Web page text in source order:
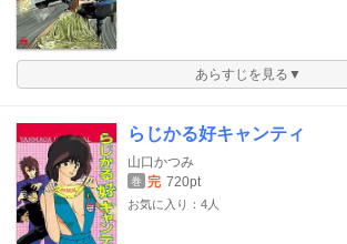
あらすじを見る▼
らじかる好キャンティ
山口かつみ
巻 完 720pt
お気に入り：4人